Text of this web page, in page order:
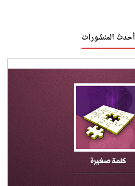
أحدث المنشورات